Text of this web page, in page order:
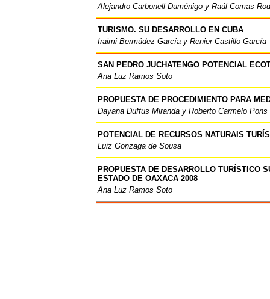
Alejandro Carbonell Duménigo y Raúl Comas
TURISMO. SU DESARROLLO EN CUBA
Iraimi Bermúdez García y Renier Castillo García
SAN PEDRO JUCHATENGO POTENCIAL
Ana Luz Ramos Soto
PROPUESTA DE PROCEDIMIENTO PARA
Dayana Duffus Miranda y Roberto Carmelo Pons
POTENCIAL DE RECURSOS NATURAIS
Luiz Gonzaga de Sousa
PROPUESTA DE DESARROLLO TURÍSTICO
ESTADO DE OAXACA 2008
Ana Luz Ramos Soto